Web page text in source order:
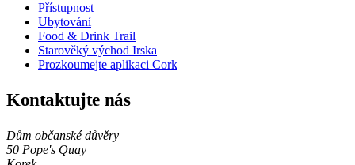
Přístupnost
Ubytování
Food & Drink Trail
Starověký východ Irska
Prozkoumejte aplikaci Cork
Kontaktujte nás
Dům občanské důvěry
50 Pope's Quay